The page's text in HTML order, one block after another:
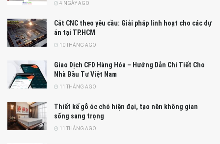
4 NGÀY AGO
Cắt CNC theo yêu cầu: Giải pháp linh hoạt cho các dự
án tại TP.HCM
10 THÁNG AGO
Giao Dịch CFD Hàng Hóa – Hướng Dẫn Chi Tiết Cho
Nhà Đầu Tư Việt Nam
11 THÁNG AGO
Thiết kế gỗ óc chó hiện đại, tạo nên không gian
sống sang trọng
11 THÁNG AGO